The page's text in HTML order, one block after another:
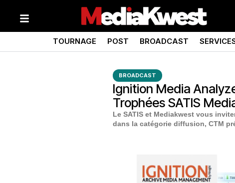
TOURNAGE POST BROADCAST
BROADCAST
Ignition Media
Trophées SATIS
Le SATIS et Mediakwest vous
dans la catégorie diffusion, CTM